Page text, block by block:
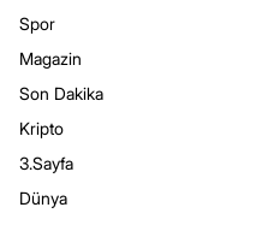
Spor
Magazin
Son Dakika
Kripto
3.Sayfa
Dünya